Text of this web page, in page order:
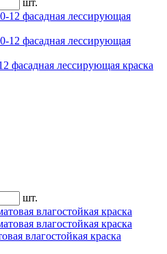
фасадная лессирующая краска
шт.
влагостойкая краска